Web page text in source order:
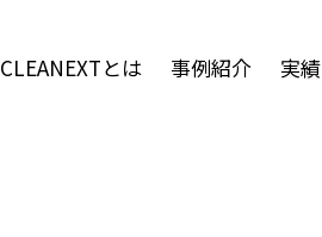
CLEANEXTとは 事例紹介 実績